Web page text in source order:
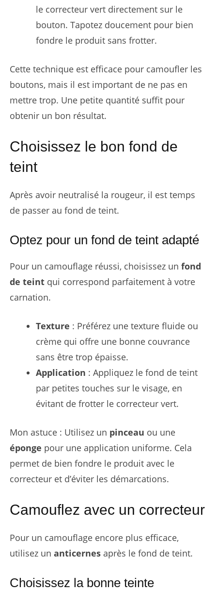
le correcteur vert directement sur le
bouton. Tapotez doucement pour bien
fondre le produit sans frotter.
Cette technique est efficace pour camoufler les
boutons, mais il est important de ne pas en
mettre trop. Une petite quantité suffit pour
obtenir un bon résultat.
Choisissez le bon fond de
teint
Après avoir neutralisé la rougeur, il est temps
de passer au fond de teint.
Optez pour un fond de teint adapté
Pour un camouflage réussi, choisissez un fond
de teint qui correspond parfaitement à votre
carnation.
Texture : Préférez une texture fluide ou
crème qui offre une bonne couvrance
sans être trop épaisse.
Application : Appliquez le fond de teint
par petites touches sur le visage, en
évitant de frotter le correcteur vert.
Mon astuce : Utilisez un pinceau ou une
éponge pour une application uniforme. Cela
permet de bien fondre le produit avec le
correcteur et d’éviter les démarcations.
Camouflez avec un correcteur
Pour un camouflage encore plus efficace,
utilisez un anticernes après le fond de teint.
Choisissez la bonne teinte